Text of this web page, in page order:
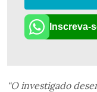
Inscreva-
“O investigado